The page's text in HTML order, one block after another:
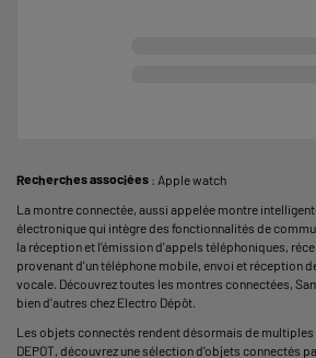
Recherches associées : Apple watch
La montre connectée, aussi appelée montre
électronique qui intègre des fonctionnalités de
la réception et l’émission d'appels téléphoniques,
provenant d'un téléphone mobile, envoi et réception
vocale. Découvrez toutes les montres connectées,
bien d’autres chez Electro Dépôt.
Les objets connectés rendent désormais de multiples
DEPOT, découvrez une sélection d'objets connectés